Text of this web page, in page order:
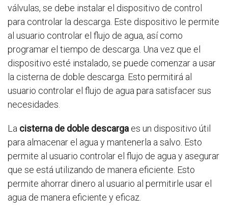
válvulas, se debe instalar el dispositivo de control
para controlar la descarga. Este dispositivo le permite
al usuario controlar el flujo de agua, así como
programar el tiempo de descarga. Una vez que el
dispositivo esté instalado, se puede comenzar a usar
la cisterna de doble descarga. Esto permitirá al
usuario controlar el flujo de agua para satisfacer sus
necesidades.
La cisterna de doble descarga es un dispositivo útil
para almacenar el agua y mantenerla a salvo. Esto
permite al usuario controlar el flujo de agua y asegurar
que se está utilizando de manera eficiente. Esto
permite ahorrar dinero al usuario al permitirle usar el
agua de manera eficiente y eficaz.